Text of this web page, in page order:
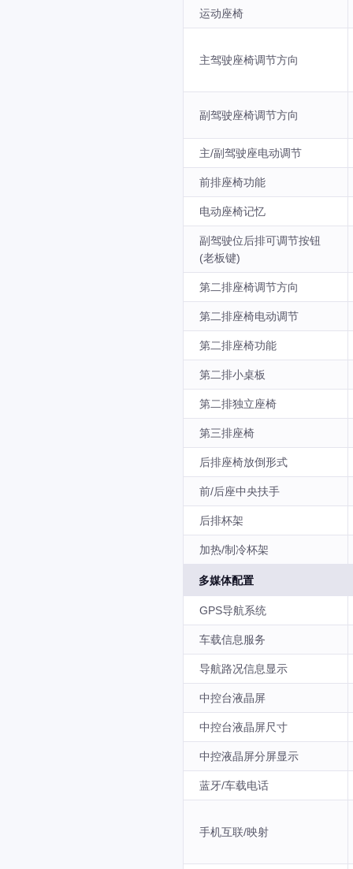
运动座椅
主驾驶座椅调节方向
副驾驶座椅调节方向
主/副驾驶座电动调节
前排座椅功能
电动座椅记忆
副驾驶位后排可调节按钮
(老板键)
第二排座椅调节方向
第二排座椅电动调节
第二排座椅功能
第二排小桌板
第二排独立座椅
第三排座椅
后排座椅放倒形式
前/后座中央扶手
后排杯架
加热/制冷杯架
多媒体配置
GPS导航系统
车载信息服务
导航路况信息显示
中控台液晶屏
中控台液晶屏尺寸
中控液晶屏分屏显示
蓝牙/车载电话
手机互联/映射